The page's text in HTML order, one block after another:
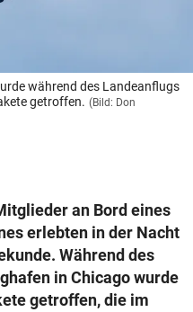
während des Landeanflugs
getroffen. (Bild: Don
an Bord eines
erlebten in der Nacht
Während des
in Chicago wurde
getroffen, die im